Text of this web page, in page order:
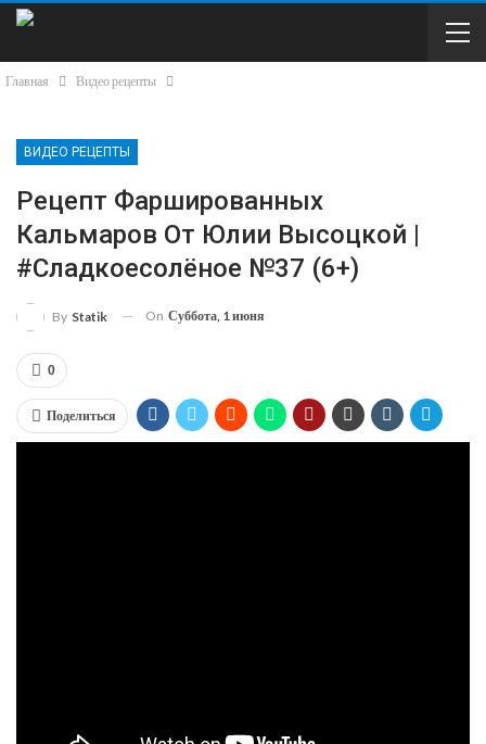
Главная Видео рецепты
ВИДЕО РЕЦЕПТЫ
Рецепт Фаршированных
Кальмаров От Юлии Высоцкой |
#сладкоесолёное №37 (6+)
By Statik On Суббота, 1 июня
0
Поделиться